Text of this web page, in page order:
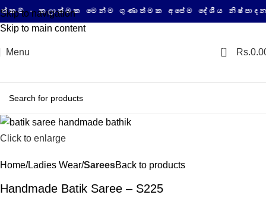
Skip to navigation
Skip to main content
මෙන්ම ගුණාත්මක අපේම දේශීය නිෂ්පාදනවල
Menu 0 Rs.
Click to enlarge
Home Ladies Wear SareesBack to products
Handmade Batik Saree – S225